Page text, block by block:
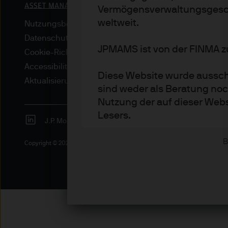
weltweit.
JPMAMS ist von der FINMA
Diese Website wurde
sind weder als Beratung
Nutzung der auf dieser
Lesers.
Die Informationen auf
Institutionelle Anleger –
qualifizierter Anleger
Nutzungsbedingungen
Datenschutzrichtlinien
Cookie-Richtlinien
Accessibility
Aktualisierungen von regulativen Vorschriften
J.P. Morgan
Copyright © 2026 JPMorgan Chase & Co., alle Rechte vorbehalten.